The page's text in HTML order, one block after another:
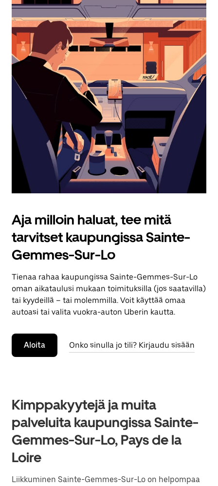
Sulje
Esc-
painikkeella.
Aja milloin haluat, tee mitä
tarvitset kaupungissa Sainte-
Gemmes-Sur-Lo
Tienaa rahaa kaupungissa Sainte-Gemmes-Sur-Lo
oman aikataulusi mukaan toimituksilla (jos saatavilla)
tai kyydeillä – tai molemmilla. Voit käyttää omaa
autoasi tai valita vuokra-auton Uberin kautta.
Aloita Onko sinulla jo tili? Kirjaudu sisään
Kimppakyytejä ja muita
palveluita kaupungissa Sainte-
Gemmes-Sur-Lo, Pays de la
Loire
Liikkuminen Sainte-Gemmes-Sur-Lo on helpompaa